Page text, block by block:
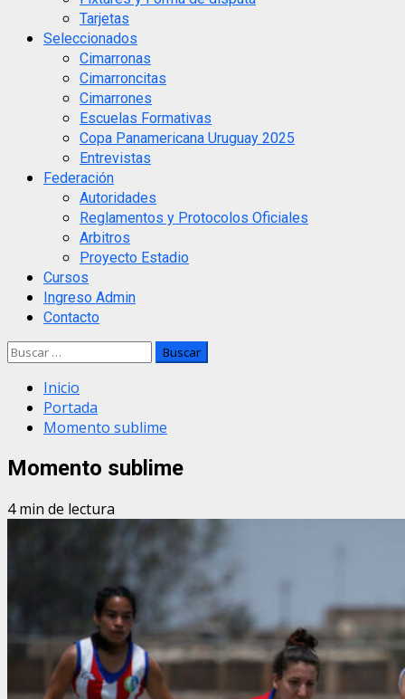
Tarjetas
Seleccionados
Cimarronas
Cimarroncitas
Cimarrones
Escuelas Formativas
Copa Panamericana Uruguay 2025
Entrevistas
Federación
Autoridades
Reglamentos y Protocolos Oficiales
Arbitros
Proyecto Estadio
Cursos
Ingreso Admin
Contacto
Buscar:
Inicio
Portada
Momento sublime
Momento sublime
4 min de lectura